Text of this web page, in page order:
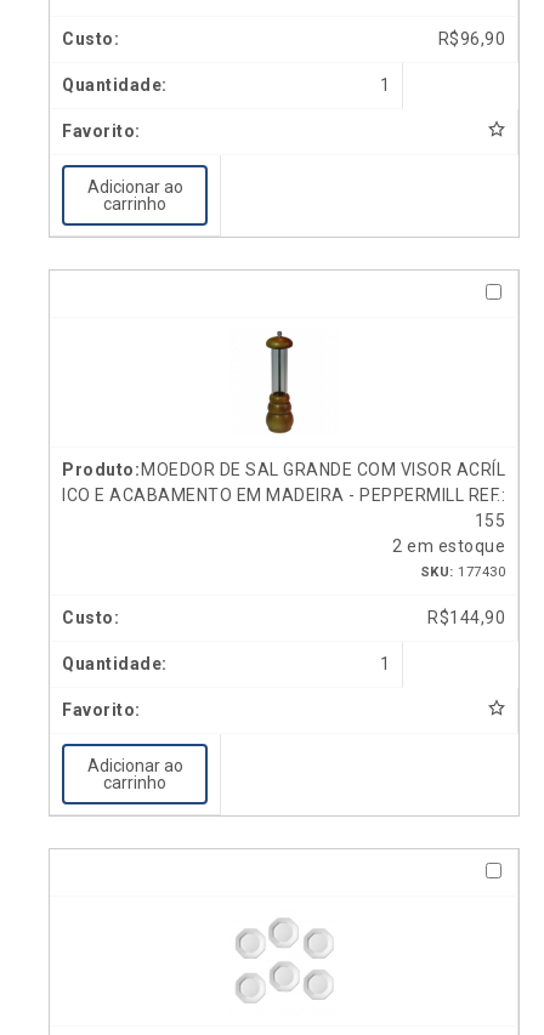
R$96,90
1
Adicionar ao
carrinho
MOEDOR DE SAL GRANDE COM VISOR ACRÍL
ICO E ACABAMENTO EM MADEIRA - PEPPERMILL REF.:
155
2 em estoque
SKU: 177430
R$144,90
1
Adicionar ao
carrinho